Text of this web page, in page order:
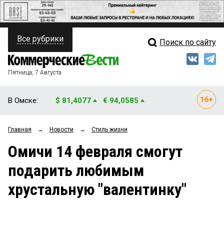
ПОЛИТИКА
ФИНАНСЫ
ОБЩЕСТВО
ЗАКОН
НОВОСТИ КОМПАНИЙ
Свежий выпуск
Рейтинги
Блоги
Архив
Все рубрики Поиск по сайту
Пятница, 7 Августа
В Омске: $ 81,4077 € 94,0585
Главная → Новости → Стиль жизни
Омичи 14 февраля смогут
подарить любимым
хрустальную "валентинку"